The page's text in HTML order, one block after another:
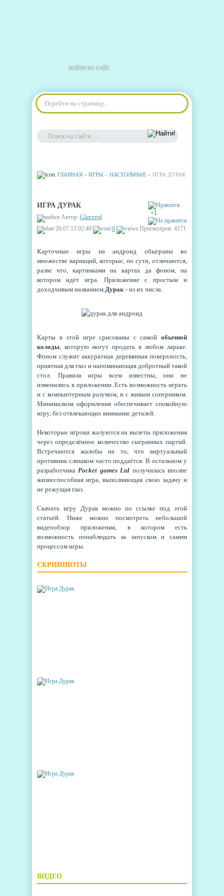
ВОЙТИ НА САЙТ
Перейти на страницу...
ГЛАВНАЯ » ИГРЫ » НАСТОЛЬНЫЕ » ИГРА ДУРАК
+1
ИГРА ДУРАК
Автор: Glavvred
26.07.13 02:40
0 Просмотров: 4171
Карточные игры на андроид обыграны во
множестве вариаций, которые, по сути, отличаются,
разве что, картинками на картах да фоном, на
котором идёт игра. Приложение с простым и
доходчивым названием Дурак- из их числа.
Карты в этой игре срисованы с самой обычной
колоды, которую могут продать в любом ларьке.
Фоном служит аккуратная деревянная поверхность,
приятная для глаз и напоминающая добротный такой
стол. Правила игры всем известны, они не
изменились в приложении. Есть возможность играть
и с компьютерным разумом, и с живым соперником.
Минимализм оформления обеспечивает спокойную
игру, без отвлекающих внимание деталей.
Некоторые игроки жалуются на вылеты приложения
через определённое количество сыгранных партий.
Встречаются жалобы на то, что виртуальный
противник слишком часто поддаётся. В остальном у
разработчикаPocket games Ltd получилась вполне
жизнеспособная игра, выполняющая свою задачу и
не режущая глаз.
Скачать игру Дурак можно по ссылке под этой
статьёй. Ниже можно посмотреть небольшой
видеообзор приложения, в котором есть
возможность понаблюдать за запуском и самим
процессом игры.
СКРИНШОТЫ
ВИДЕО